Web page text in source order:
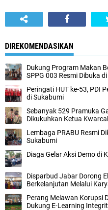
DIREKOMENDASIKAN
Dukung Program Makan
SPPG 003 Resmi Dibuka
Peringati HUT ke-53, PDI
di Sukabumi
Sebanyak 529 Pramuka
Dikukuhkan Ketua
Lembaga PRABU Resmi
Sukabumi
Diaga Gelar Aksi Demo di
Disparbud Jabar Dorong
Berkelanjutan Melalui
Perang Melawan Korupsi
Dukung E-Learning